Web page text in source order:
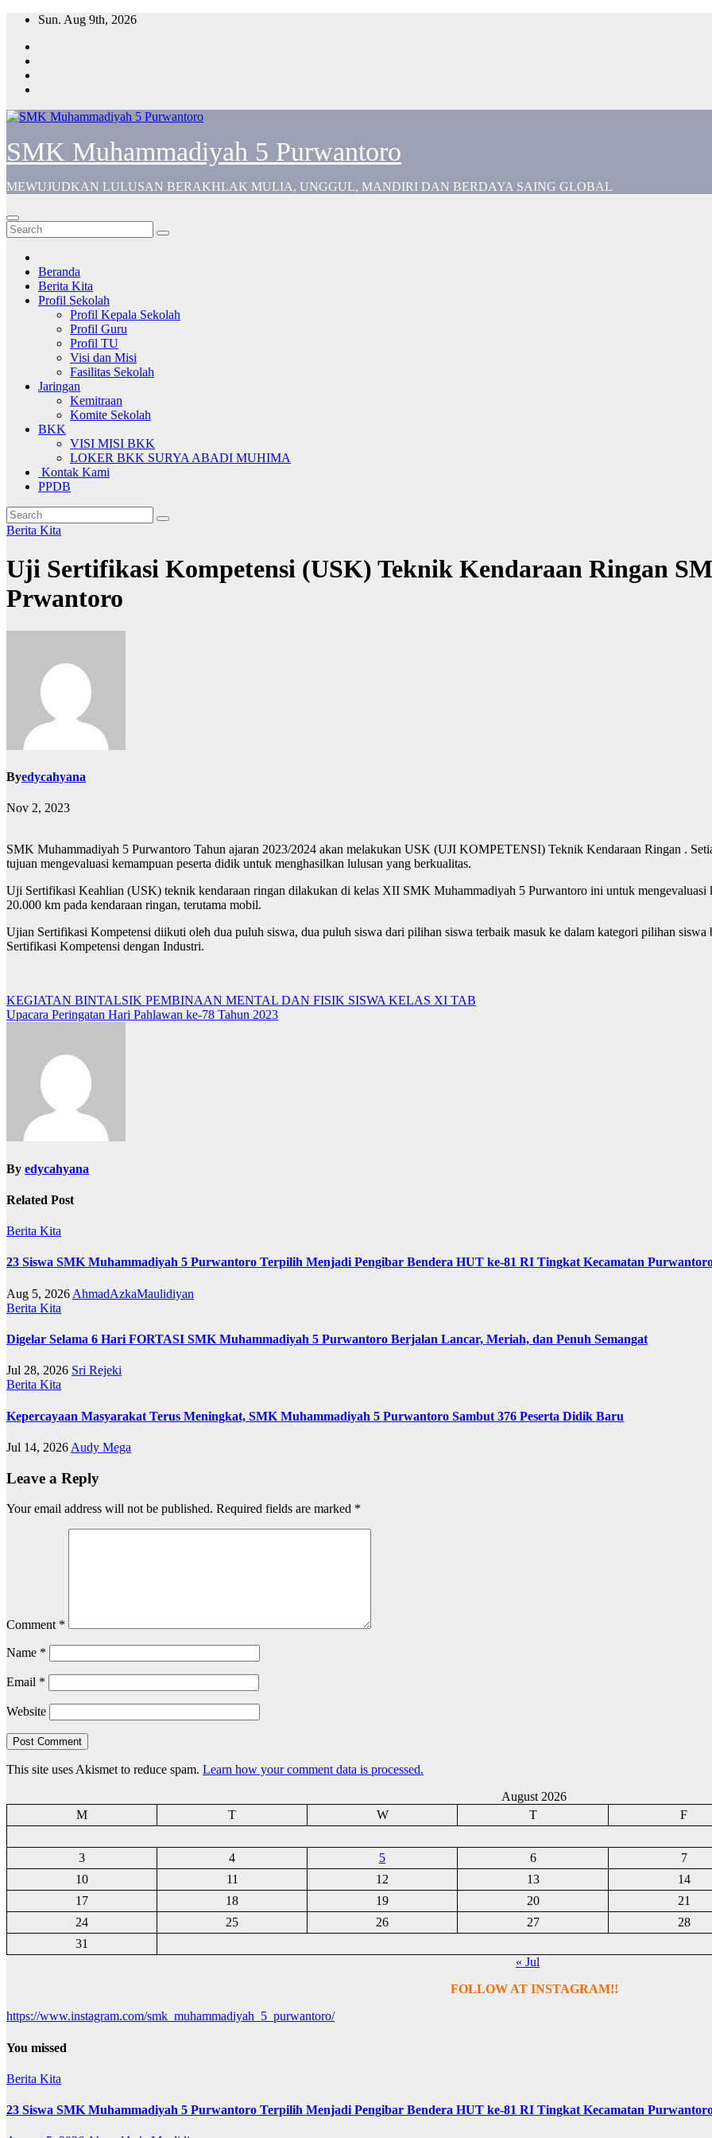
Skip
content
Sun. Aug 9th, 2026
SMK Muhammadiyah 5 Purwantoro
MEWUJUDKAN LULUSAN BERAKHLAK MULIA, UNGGUL, MANDIRI DAN BERDAYA SAING GLOBAL
Beranda
Berita Kita
Profil Sekolah
Profil Kepala Sekolah
Profil Guru
Profil TU
Visi dan Misi
Fasilitas Sekolah
Jaringan
Kemitraan
Komite Sekolah
BKK
VISI MISI BKK
LOKER BKK SURYA ABADI MUHIMA
Kontak Kami
PPDB
Berita Kita
Uji Sertifikasi Kompetensi (USK) Teknik Kendaraan Ringan
Prwantoro
Byedycahyana
Nov 2, 2023
SMK Muhammadiyah 5 Purwantoro Tahun ajaran 2023/2024 akan melakukan USK (UJI KOMPETENSI) Teknik Kendaraan Ringan .
tujuan mengevaluasi kemampuan peserta didik untuk menghasilkan lulusan yang berkualitas.
Uji Sertifikasi Keahlian (USK) teknik kendaraan ringan dilakukan di kelas XII SMK Muhammadiyah 5 Purwantoro ini untuk mengevaluasi
20.000 km pada kendaraan ringan, terutama mobil.
Ujian Sertifikasi Kompetensi diikuti oleh dua puluh siswa, dua puluh siswa dari pilihan siswa terbaik masuk ke dalam kategori pilihan
Sertifikasi Kompetensi dengan Industri.
Post
navigation
KEGIATAN BINTALSIK PEMBINAAN MENTAL DAN FISIK SISWA KELAS XI TAB
Upacara Peringatan Hari Pahlawan ke-78 Tahun 2023
By edycahyana
Related Post
Berita Kita
23 Siswa SMK Muhammadiyah 5 Purwantoro Terpilih Menjadi Pengibar Bendera HUT ke-81 RI Tingkat Kecamatan
Aug 5, 2026 AhmadAzkaMaulidiyan
Berita Kita
Digelar Selama 6 Hari FORTASI SMK Muhammadiyah 5 Purwantoro Berjalan Lancar, Meriah, dan Penuh Semangat
Jul 28, 2026 Sri Rejeki
Berita Kita
Kepercayaan Masyarakat Terus Meningkat, SMK Muhammadiyah 5 Purwantoro Sambut 376 Peserta Didik Baru
Jul 14, 2026 Audy Mega
Leave a Reply
Your email address will not be published. Required fields are marked *
Comment *
Name *
Email *
Website
This site uses Akismet to reduce spam. Learn how your comment data is processed.
August 2026
M
T W T F
3 4 5 6
7
10
11 12 13
14
17
18 19 20
21
24
25 26 27
28
31
« Jul
FOLLOW AT INSTAGRAM!!
https://www.instagram.com/smk_muhammadiyah_5_purwantoro/
You missed
Berita Kita
23 Siswa SMK Muhammadiyah 5 Purwantoro Terpilih Menjadi Pengibar Bendera HUT ke-81 RI Tingkat Kecamatan